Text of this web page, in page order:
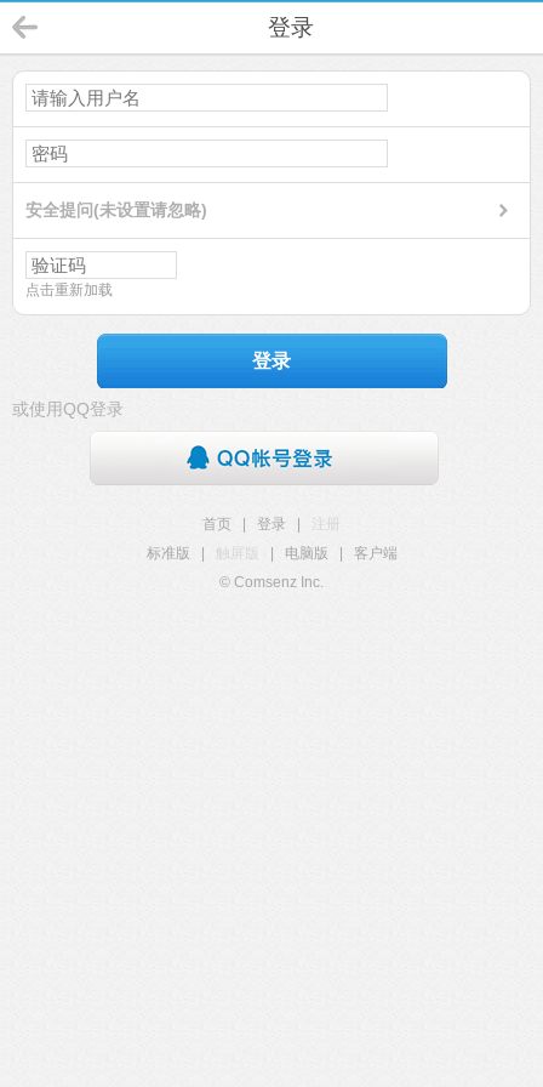
登录
安全提问(未设置请忽略)
点击重新加载
登录
或使用QQ登录
首页 登录
注册
标准版
触屏版 电脑版
客户端
© Comsenz Inc.